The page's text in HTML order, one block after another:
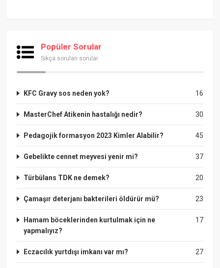
Popüler Sorular
Sıkça sorulan sorular
16
KFC Gravy sos neden yok?
30
MasterChef Atikenin hastalığı nedir?
45
Pedagojik formasyon 2023 Kimler Alabilir?
37
Gebelikte cennet meyvesi yenir mi?
20
Türbülans TDK ne demek?
23
Çamaşır deterjanı bakterileri öldürür mü?
17
Hamam böceklerinden kurtulmak için ne
yapmalıyız?
27
Eczacılık yurtdışı imkanı var mı?